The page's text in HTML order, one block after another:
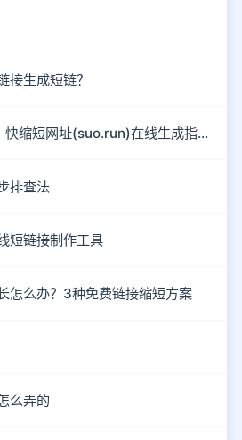
接生成短链？
3分钟搞定防红链接！快缩短网址(suo.run)在线生成指南
排查法
短链接制作工具
怎么办？3种免费链接缩短方案
么弄的